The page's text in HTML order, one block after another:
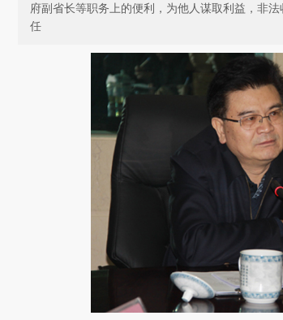
府副省长等职务上的便利，为他人谋取利益，非
任